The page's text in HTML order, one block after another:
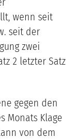
wenn seit
seit der
zwei
2 letzter Satz
gegen den
Monats Klage
von dem